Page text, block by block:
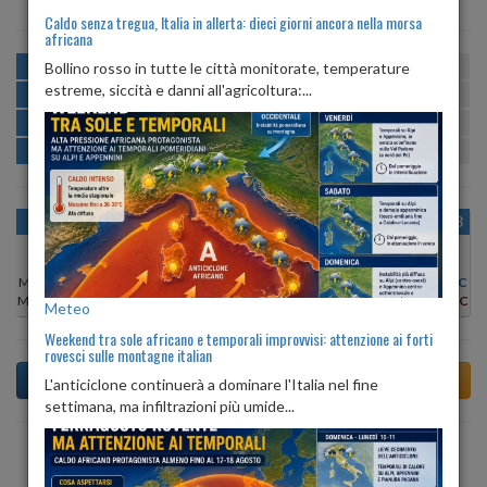
MATTINA min:22º max:28º U:60%
POMERIGGIO min:28º max:29º
SERA min: 25º max:28º U:83%-89%
NOTTE min:23º max:25º U:87%
OGGI
Min:
23°C
Max:26°C
SAB 08
Min:
21°C
Max:26°C
DOM 09
Min:22°C
Max:27°C
LUN 10
Min:22°C
Max:29°C
MAR 11
Min:
22°C
Max:29°C
MER 12
Min:22°C
Max:28°C
GIO 13
Min:
22°C
Max:28°C
Previsioni del Tempo a Andalo Valtellino tra 5 giorni
Caldo senza tregua, Italia in allerta: dieci giorni ancora nella morsa
africana
Bollino rosso in tutte le città monitorate, temperature
estreme, siccità e danni all'agricoltura:...
Meteo
Weekend tra sole africano e temporali improvvisi: attenzione ai forti
rovesci sulle montagne italian
L'anticiclone continuerà a dominare l'Italia nel fine
settimana, ma infiltrazioni più umide...